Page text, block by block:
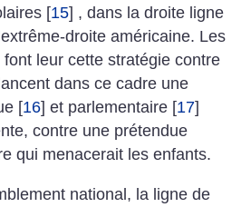
[15] , dans la droite ligne
droite américaine. Les
leur cette stratégie contre
dans ce cadre une
[16] et parlementaire [17]
contre une prétendue
qui menacerait les enfants.
national, la ligne de